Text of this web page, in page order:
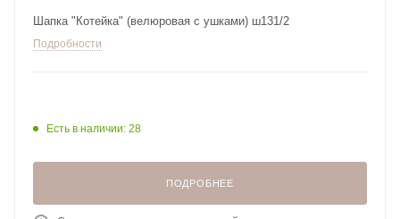
Шапка "Котейка" (велюровая с ушками) ш131/2
Подробности
Есть в наличии: 28
ПОДРОБНЕЕ